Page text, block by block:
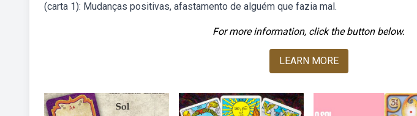
(carta 1): Mudanças positivas, afastamento de alguém que fazia mal.
For more information, click the button below.
LEARN MORE